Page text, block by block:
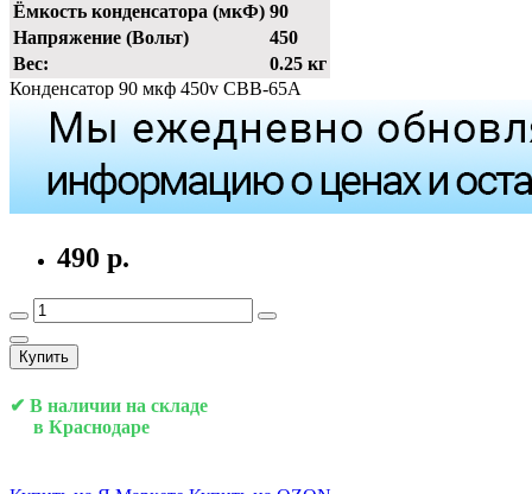
Ёмкость конденсатора (мкФ) 90
Напряжение (Вольт)
450
Вес:
0.25 кг
Конденсатор 90 мкф 450v CBB-65A
490 р.
Купить
✔ В наличии на складе
в Краснодаре